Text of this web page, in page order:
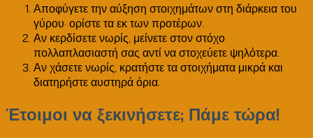
Αποφύγετε την αύξηση στοιχημάτων στη διάρκεια του
γύρου· ορίστε τα εκ των προτέρων.
Αν κερδίσετε νωρίς, μείνετε στον στόχο
πολλαπλασιαστή σας αντί να στοχεύετε ψηλότερα.
Αν χάσετε νωρίς, κρατήστε τα στοιχήματα μικρά και
διατηρήστε αυστηρά όρια.
Έτοιμοι να ξεκινήσετε; Πάμε τώρα!